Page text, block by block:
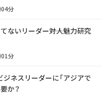
分
ないリーダー――対人魅力研究
分
ネスリーダーに「アジアで
か？